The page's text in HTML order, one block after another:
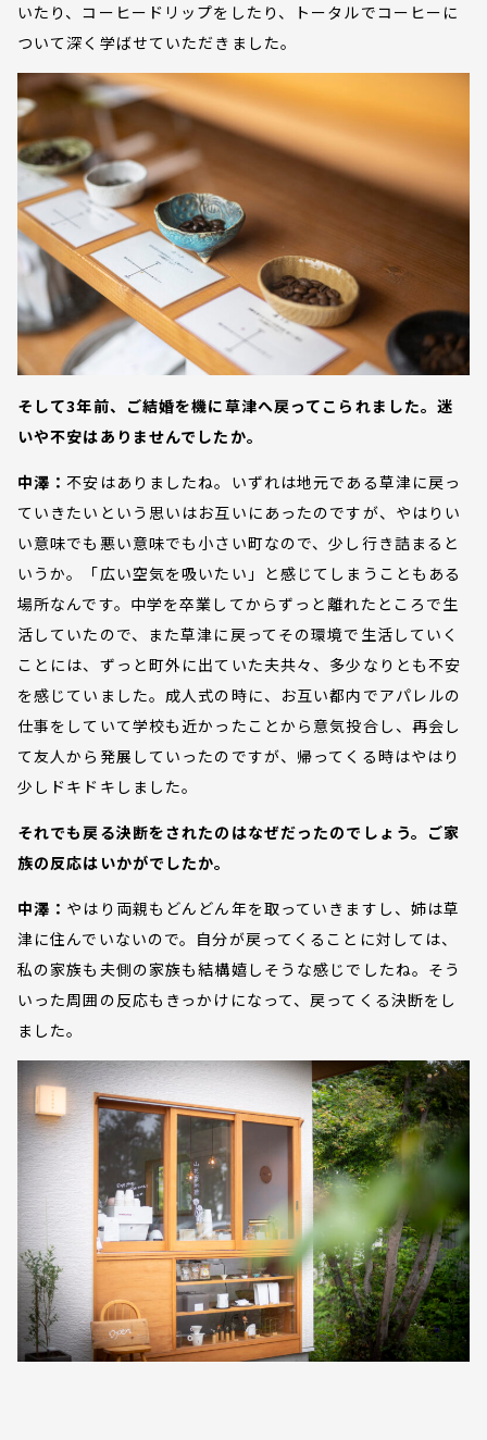
いたり、コーヒードリップをしたり、トータルでコーヒーに
ついて深く学ばせていただきました。
そして3年前、ご結婚を機に草津へ戻ってこられました。迷
いや不安はありませんでしたか。
中澤：不安はありましたね。いずれは地元である草津に戻っ
ていきたいという思いはお互いにあったのですが、やはりい
い意味でも悪い意味でも小さい町なので、少し行き詰まると
いうか。「広い空気を吸いたい」と感じてしまうこともある
場所なんです。中学を卒業してからずっと離れたところで生
活していたので、また草津に戻ってその環境で生活していく
ことには、ずっと町外に出ていた夫共々、多少なりとも不安
を感じていました。成人式の時に、お互い都内でアパレルの
仕事をしていて学校も近かったことから意気投合し、再会し
て友人から発展していったのですが、帰ってくる時はやはり
少しドキドキしました。
それでも戻る決断をされたのはなぜだったのでしょう。ご家
族の反応はいかがでしたか。
中澤： やはり両親もどんどん年を取っていきますし、姉は草
津に住んでいないので。自分が戻ってくることに対しては、
私の家族も夫側の家族も結構嬉しそうな感じでしたね。そう
いった周囲の反応もきっかけになって、戻ってくる決断をし
ました。